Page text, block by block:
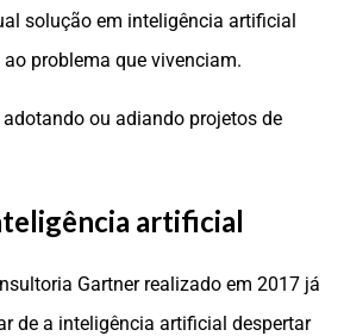
solução em inteligência artificial
problema que vivenciam.
ou adiando projetos de
artificial
Gartner realizado em 2017 já
de a inteligência artificial despertar